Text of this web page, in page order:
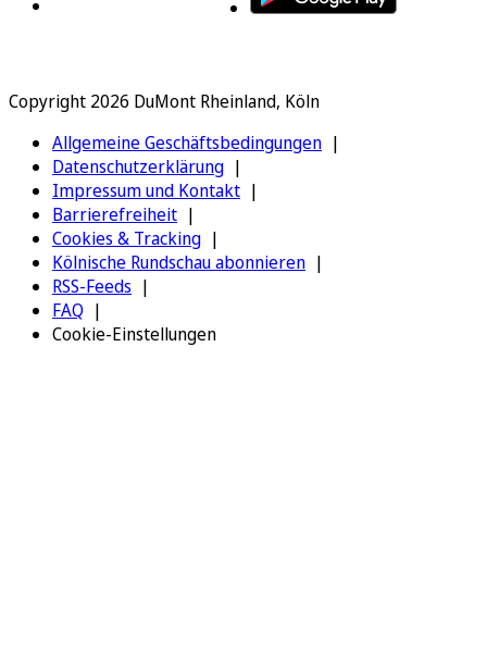
Copyright 2026 DuMont Rheinland, Köln
Allgemeine Geschäftsbedingungen
Datenschutzerklärung
Impressum und Kontakt
Barrierefreiheit
Cookies & Tracking
Kölnische Rundschau abonnieren
RSS-Feeds
FAQ
Cookie-Einstellungen